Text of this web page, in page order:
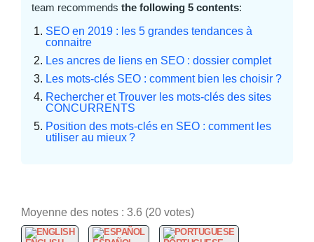
team recommends the following 5 contents:
SEO en 2019 : les 5 grandes tendances à
connaitre
Les ancres de liens en SEO : dossier complet
Les mots-clés SEO : comment bien les choisir ?
Rechercher et Trouver les mots-clés des sites
CONCURRENTS
Position des mots-clés en SEO : comment les
utiliser au mieux ?
Moyenne des notes : 3.6 (20 votes)
ENGLISH ESPAÑOL PORTUGUESE